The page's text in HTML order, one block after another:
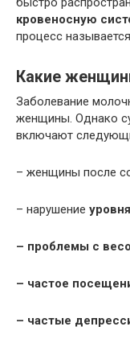
кровеносную
процесс
Какие
Заболевание
женщины. Однако
включают
– женщины после
– нарушение
– проблемы с
– частое
– частые